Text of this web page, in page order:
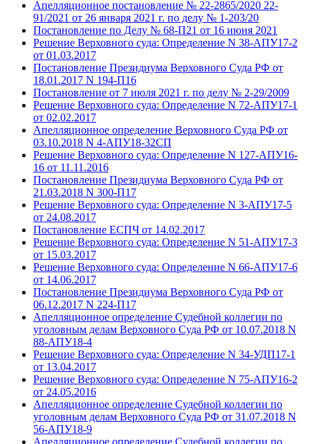
Апелляционное постановление № 22-2865/2020 22-
91/2021 от 26 января 2021 г. по делу № 1-203/20
Постановление по Делу № 68-П21 от 16 июня 2021
Решение Верховного суда: Определение N 38-АПУ17-2
от 01.03.2017
Постановление Президиума Верховного Суда РФ от
18.01.2017 N 194-П16
Постановление от 7 июля 2021 г. по делу № 2-29/2009
Решение Верховного суда: Определение N 72-АПУ17-1
от 02.02.2017
Апелляционное определение Верховного Суда РФ от
03.10.2018 N 4-АПУ18-32СП
Решение Верховного суда: Определение N 127-АПУ16-
16 от 11.11.2016
Постановление Президиума Верховного Суда РФ от
21.03.2018 N 300-П17
Решение Верховного суда: Определение N 3-АПУ17-5
от 24.08.2017
Постановление ЕСПЧ от 14.02.2017
Решение Верховного суда: Определение N 51-АПУ17-3
от 15.03.2017
Решение Верховного суда: Определение N 66-АПУ17-6
от 14.06.2017
Постановление Президиума Верховного Суда РФ от
06.12.2017 N 224-П17
Апелляционное определение Судебной коллегии по
уголовным делам Верховного Суда РФ от 10.07.2018 N
88-АПУ18-4
Решение Верховного суда: Определение N 34-УДП17-1
от 13.04.2017
Решение Верховного суда: Определение N 75-АПУ16-2
от 24.05.2016
Апелляционное определение Судебной коллегии по
уголовным делам Верховного Суда РФ от 31.07.2018 N
56-АПУ18-9
Апелляционное определение Судебной коллегии по